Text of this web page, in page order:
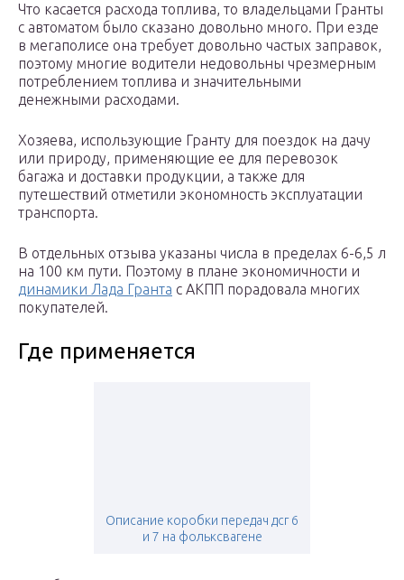
Что касается расхода топлива, то владельцами Гранты
с автоматом было сказано довольно много. При езде
в мегаполисе она требует довольно частых заправок,
поэтому многие водители недовольны чрезмерным
потреблением топлива и значительными
денежными расходами.
Хозяева, использующие Гранту для поездок на дачу
или природу, применяющие ее для перевозок
багажа и доставки продукции, а также для
путешествий отметили экономность эксплуатации
транспорта.
В отдельных отзыва указаны числа в пределах 6-6,5 л
на 100 км пути. Поэтому в плане экономичности и
динамики Лада Гранта с АКПП порадовала многих
покупателей.
Где применяется
Описание коробки передач дсг 6
и 7 на фольксвагене